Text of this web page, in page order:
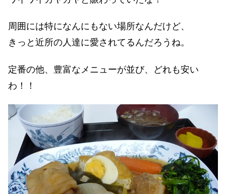
周囲には特になんにもない場所なんだけど、
きっと近所の人達に愛されてるんだろうね。
定番の他、豊富なメニューが並び、どれも安い
わ！！